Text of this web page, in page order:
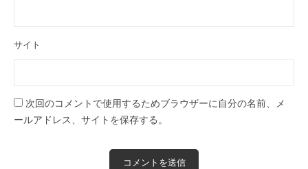
サイト
次回のコメントで使用するためブラウザーに自分の名前、メ
ールアドレス、サイトを保存する。